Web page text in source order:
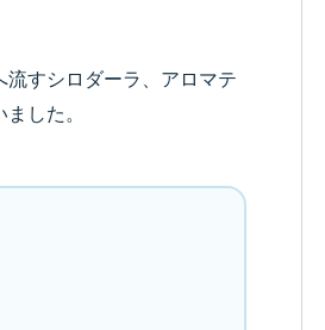
すシロダーラ、アロマテ
した。